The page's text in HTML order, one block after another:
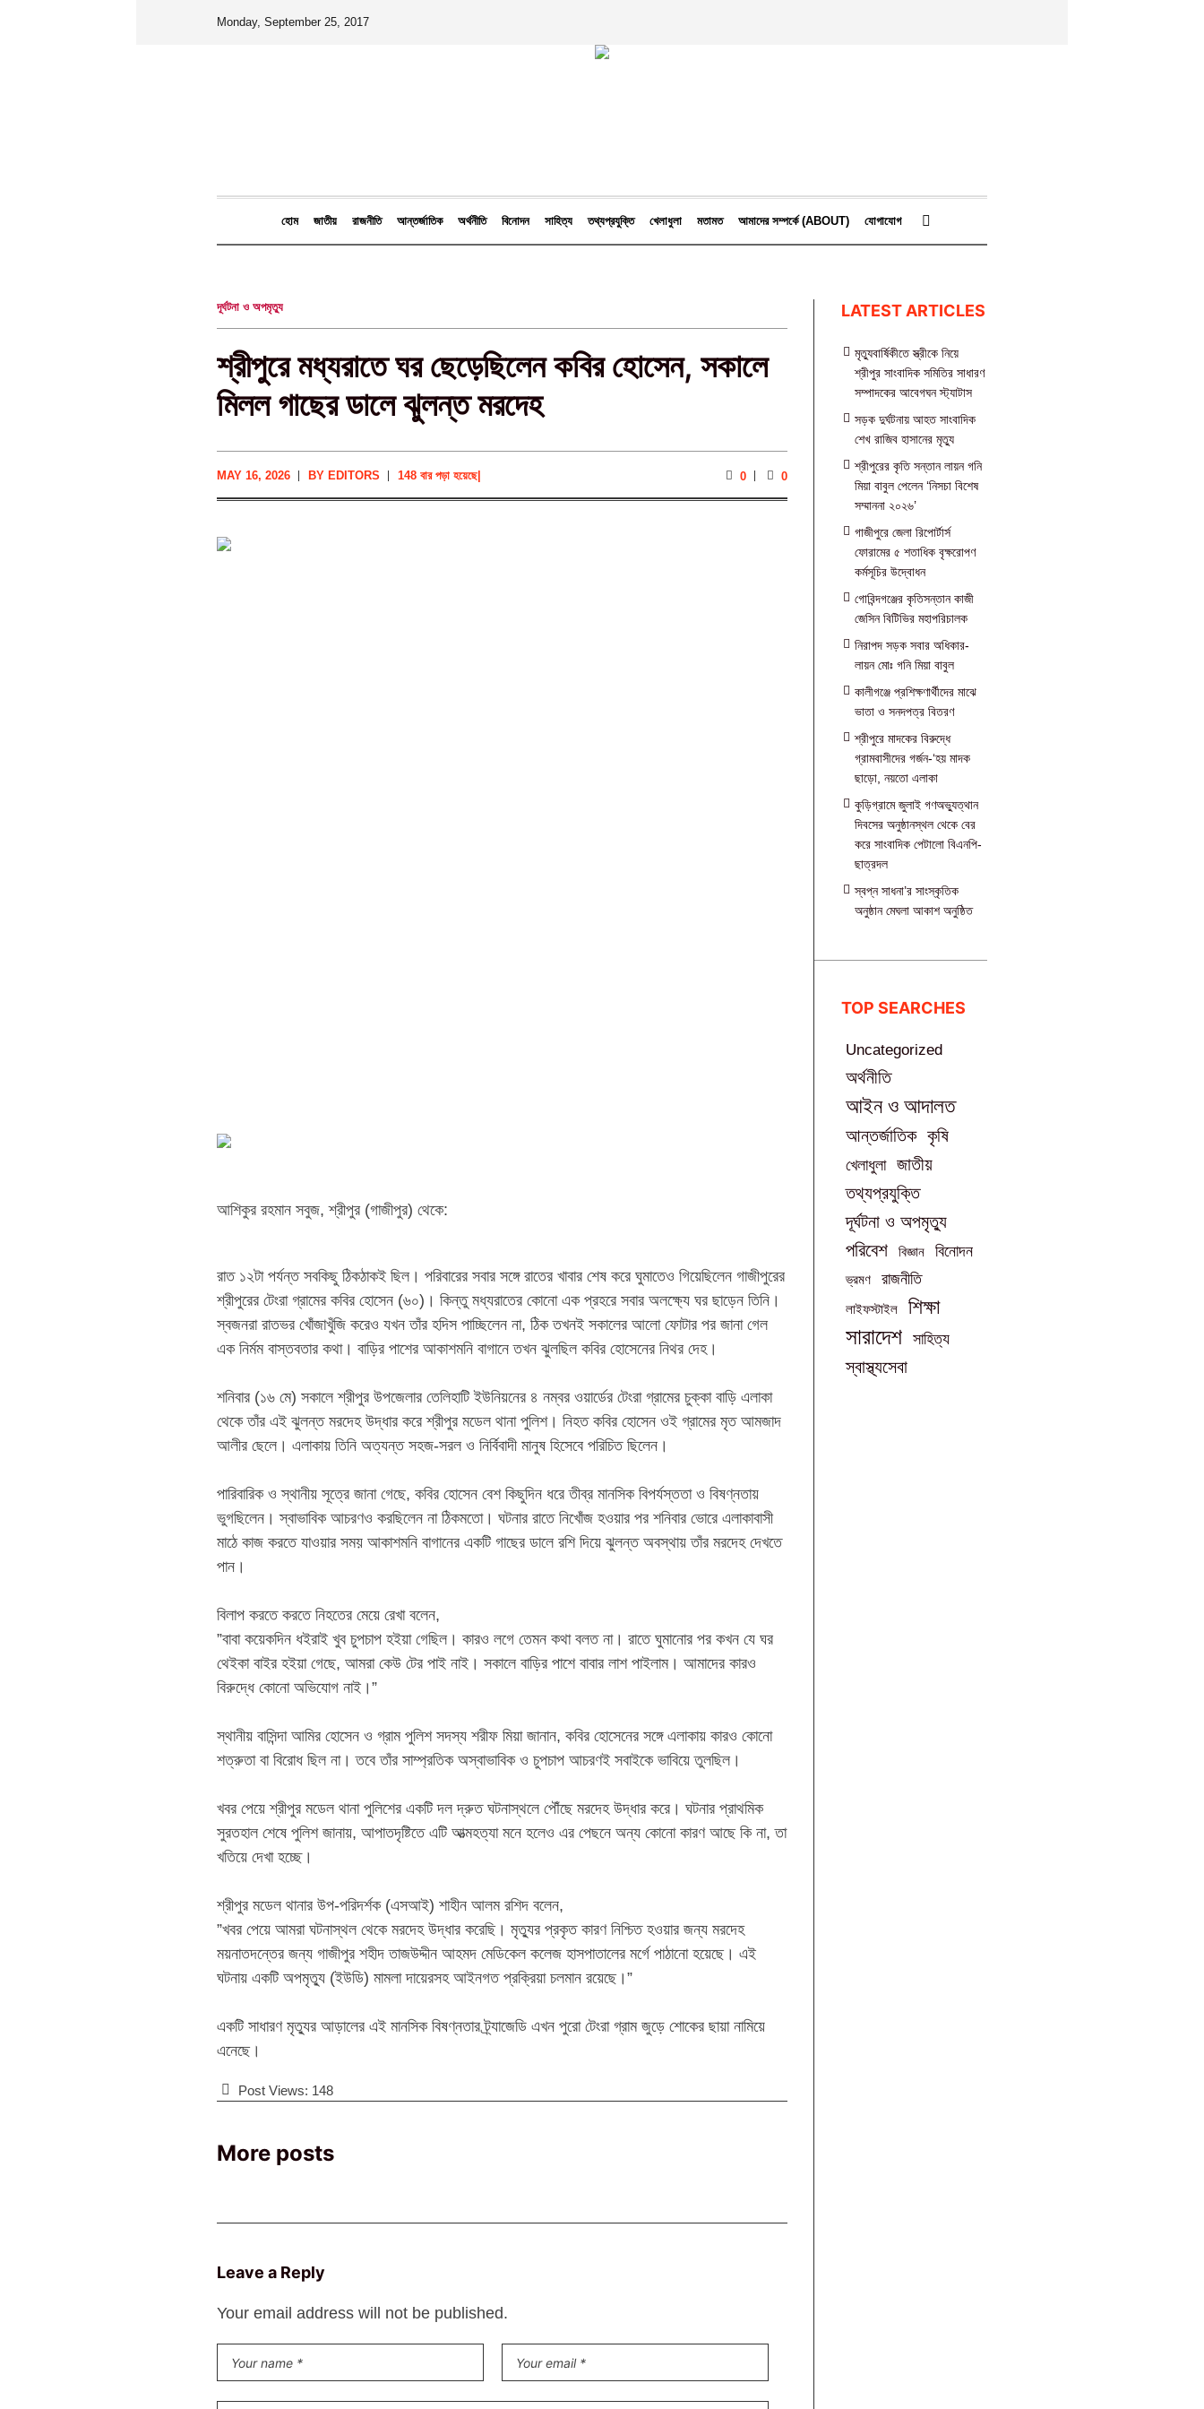
Monday, September 25, 2017
হোম জাতীয় রাজনীতি আন্তর্জাতিক অর্থনীতি বিনোদন সাহিত্য তথ্যপ্রযুক্তি খেলাধুলা মতামত আমাদের সম্পর্কে (ABOUT) যোগাযোগ
দূর্ঘটনা ও অপমৃত্যু
শ্রীপুরে মধ্যরাতে ঘর ছেড়েছিলেন কবির হোসেন, সকালে
মিলল গাছের ডালে ঝুলন্ত মরদেহ
MAY 16, 2026 BY EDITORS |
148 বার পড়া হয়েছে 0 0
‎​আশিকুর রহমান সবুজ, শ্রীপুর (গাজীপুর) থেকে:
‎রাত ১২টা পর্যন্ত সবকিছু ঠিকঠাকই ছিল। পরিবারের সবার সঙ্গে রাতের খাবার শেষ করে ঘুমাতেও গিয়েছিলেন গাজীপুরের
শ্রীপুরের টেংরা গ্রামের কবির হোসেন (৬০)। কিন্তু মধ্যরাতের কোনো এক প্রহরে সবার অলক্ষ্যে ঘর ছাড়েন তিনি।
স্বজনরা রাতভর খোঁজাখুঁজি করেও যখন তাঁর হদিস পাচ্ছিলেন না, ঠিক তখনই সকালের আলো ফোটার পর জানা গেল
এক নির্মম বাস্তবতার কথা। বাড়ির পাশের আকাশমনি বাগানে তখন ঝুলছিল কবির হোসেনের নিথর দেহ।
‎​শনিবার (১৬ মে) সকালে শ্রীপুর উপজেলার তেলিহাটি ইউনিয়নের ৪ নম্বর ওয়ার্ডের টেংরা গ্রামের চুক্কা বাড়ি এলাকা
থেকে তাঁর এই ঝুলন্ত মরদেহ উদ্ধার করে শ্রীপুর মডেল থানা পুলিশ। নিহত কবির হোসেন ওই গ্রামের মৃত আমজাদ
আলীর ছেলে। এলাকায় তিনি অত্যন্ত সহজ-সরল ও নির্বিবাদী মানুষ হিসেবে পরিচিত ছিলেন।
‎​পারিবারিক ও স্থানীয় সূত্রে জানা গেছে, কবির হোসেন বেশ কিছুদিন ধরে তীব্র মানসিক বিপর্যস্ততা ও বিষণ্নতায়
ভুগছিলেন। স্বাভাবিক আচরণও করছিলেন না ঠিকমতো। ঘটনার রাতে নিখোঁজ হওয়ার পর শনিবার ভোরে এলাকাবাসী
মাঠে কাজ করতে যাওয়ার সময় আকাশমনি বাগানের একটি গাছের ডালে রশি দিয়ে ঝুলন্ত অবস্থায় তাঁর মরদেহ দেখতে
পান।
‎​বিলাপ করতে করতে নিহতের মেয়ে রেখা বলেন,
‎”বাবা কয়েকদিন ধইরাই খুব চুপচাপ হইয়া গেছিল। কারও লগে তেমন কথা বলত না। রাতে ঘুমানোর পর কখন যে ঘর
থেইকা বাইর হইয়া গেছে, আমরা কেউ টের পাই নাই। সকালে বাড়ির পাশে বাবার লাশ পাইলাম। আমাদের কারও
বিরুদ্ধে কোনো অভিযোগ নাই।”
‎​স্থানীয় বাসিন্দা আমির হোসেন ও গ্রাম পুলিশ সদস্য শরীফ মিয়া জানান, কবির হোসেনের সঙ্গে এলাকায় কারও কোনো
শত্রুতা বা বিরোধ ছিল না। তবে তাঁর সাম্প্রতিক অস্বাভাবিক ও চুপচাপ আচরণই সবাইকে ভাবিয়ে তুলছিল।
‎​খবর পেয়ে শ্রীপুর মডেল থানা পুলিশের একটি দল দ্রুত ঘটনাস্থলে পৌঁছে মরদেহ উদ্ধার করে। ঘটনার প্রাথমিক
সুরতহাল শেষে পুলিশ জানায়, আপাতদৃষ্টিতে এটি আত্মহত্যা মনে হলেও এর পেছনে অন্য কোনো কারণ আছে কি না, তা
খতিয়ে দেখা হচ্ছে।
‎​শ্রীপুর মডেল থানার উপ-পরিদর্শক (এসআই) শাহীন আলম রশিদ বলেন,
‎​”খবর পেয়ে আমরা ঘটনাস্থল থেকে মরদেহ উদ্ধার করেছি। মৃত্যুর প্রকৃত কারণ নিশ্চিত হওয়ার জন্য মরদেহ
ময়নাতদন্তের জন্য গাজীপুর শহীদ তাজউদ্দীন আহমদ মেডিকেল কলেজ হাসপাতালের মর্গে পাঠানো হয়েছে। এই
ঘটনায় একটি অপমৃত্যু (ইউডি) মামলা দায়েরসহ আইনগত প্রক্রিয়া চলমান রয়েছে।”
‎​একটি সাধারণ মৃত্যুর আড়ালের এই মানসিক বিষণ্নতার ট্র্যাজেডি এখন পুরো টেংরা গ্রাম জুড়ে শোকের ছায়া নামিয়ে
এনেছে।
Post Views: 148
More posts
Leave a Reply
Your email address will not be published.
LATEST ARTICLES
মৃত্যুবার্ষিকীতে স্ত্রীকে নিয়ে
শ্রীপুর সাংবাদিক সমিতির সাধারণ
সম্পাদকের আবেগঘন স্ট্যাটাস
সড়ক দুর্ঘটনায় আহত সাংবাদিক
শেখ রাজিব হাসানের মৃত্যু
শ্রীপুরের কৃতি সন্তান লায়ন গনি
মিয়া বাবুল পেলেন ‘নিসচা বিশেষ
সম্মাননা ২০২৬’
গাজীপুরে জেলা রিপোর্টার্স
ফোরামের ৫ শতাধিক বৃক্ষরোপণ
কর্মসূচির উদ্বোধন
গোবিন্দগঞ্জের কৃতিসন্তান কাজী
জেসিন বিটিভির মহাপরিচালক
নিরাপদ সড়ক সবার অধিকার-
লায়ন মোঃ গনি মিয়া বাবুল
কালীগঞ্জে প্রশিক্ষণার্থীদের মাঝে
ভাতা ও সনদপত্র বিতরণ
শ্রীপুরে মাদকের বিরুদ্ধে
গ্রামবাসীদের গর্জন-‘হয় মাদক
ছাড়ো, নয়তো এলাকা
কুড়িগ্রামে জুলাই গণঅভ্যুত্থান
দিবসের অনুষ্ঠানস্থল থেকে বের
করে সাংবাদিক পেটালো বিএনপি-
ছাত্রদল
স্বপ্ন সাধনা’র সাংস্কৃতিক
অনুষ্ঠান মেঘলা আকাশ অনুষ্ঠিত
TOP SEARCHES
Uncategorized
অর্থনীতি
আইন ও আদালত
আন্তর্জাতিক কৃষি
খেলাধুলা জাতীয়
তথ্যপ্রযুক্তি
দূর্ঘটনা ও অপমৃত্যু
পরিবেশ বিজ্ঞান বিনোদন
ভ্রমণ রাজনীতি
লাইফস্টাইল শিক্ষা
সারাদেশ সাহিত্য
স্বাস্থ্যসেবা